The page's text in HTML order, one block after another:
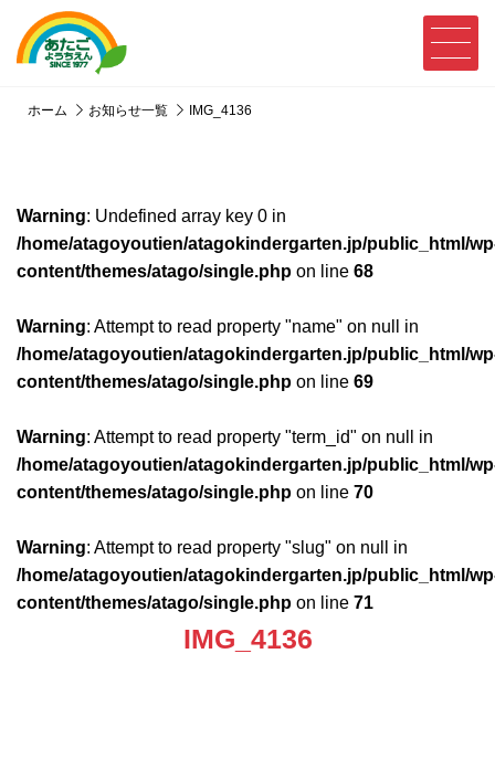
ホーム お知らせ一覧 IMG_4136
Warning: Undefined array key 0 in
/home/atagoyoutien/atagokindergarten.jp/public_html/
content/themes/atago/single.php on line 68
Warning: Attempt to read property "name" on null in
/home/atagoyoutien/atagokindergarten.jp/public_html/
content/themes/atago/single.php on line 69
Warning: Attempt to read property "term_id" on null in
/home/atagoyoutien/atagokindergarten.jp/public_html/
content/themes/atago/single.php on line 70
Warning: Attempt to read property "slug" on null in
/home/atagoyoutien/atagokindergarten.jp/public_html/
content/themes/atago/single.php on line 71
IMG_4136